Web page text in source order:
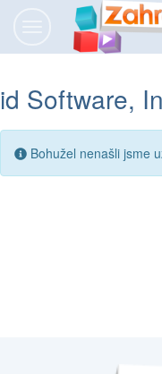
id Software,
Bohužel nenašli jsme